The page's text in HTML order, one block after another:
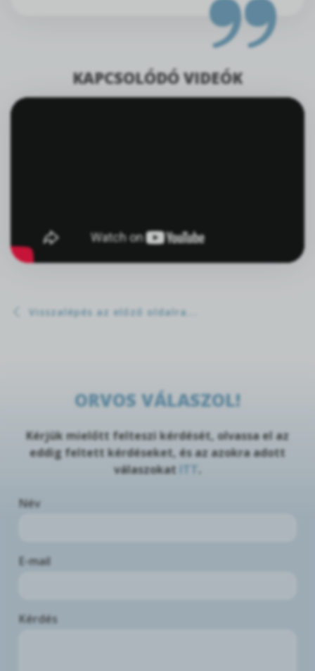
KAPCSOLÓDÓ VIDEÓK
Visszalépés az előző oldalra...
ORVOS VÁLASZOL!
Kérjük mielőtt felteszi kérdését, olvassa el az
eddig feltett kérdéseket, és az azokra adott
válaszokat ITT
Név
E-mail
Kérdés